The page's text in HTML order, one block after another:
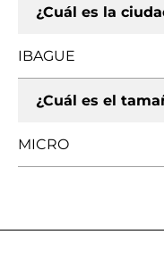
¿Cuál es la
IBAGUE
¿Cuál es el
MICRO